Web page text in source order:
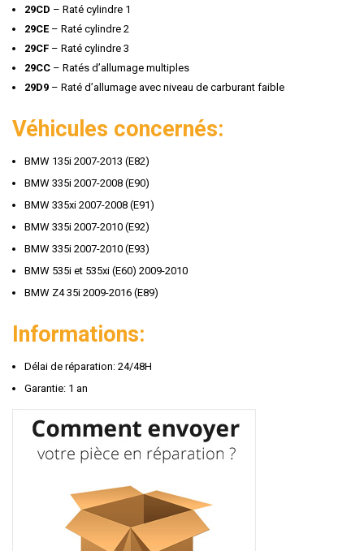
29CD – Raté cylindre 1
29CE– Raté cylindre 2
29CF – Raté cylindre 3
29CC – Ratés d’allumage multiples
29D9 – Raté d’allumage avec niveau de carburant faible
Véhicules concernés:
BMW 135i 2007-2013 (E82)
BMW 335i 2007-2008 (E90)
BMW 335xi 2007-2008 (E91)
BMW 335i 2007-2010 (E92)
BMW 335i 2007-2010 (E93)
BMW 535i et 535xi (E60) 2009-2010
BMW Z4 35i 2009-2016 (E89)
Informations:
Délai de réparation: 24/48H
Garantie: 1 an